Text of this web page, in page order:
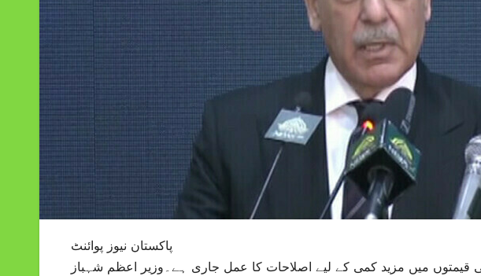
پاکستان نیوز پوائنٹ
میں مزید کمی کے لیے اصلاحات کا عمل جاری ہے۔وزیر اعظم شہباز